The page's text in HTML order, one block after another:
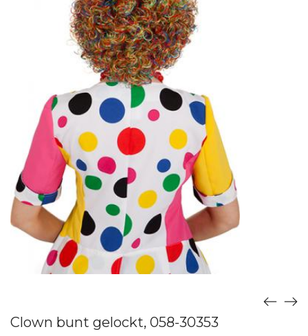
Clown bunt gelockt, 058-30353